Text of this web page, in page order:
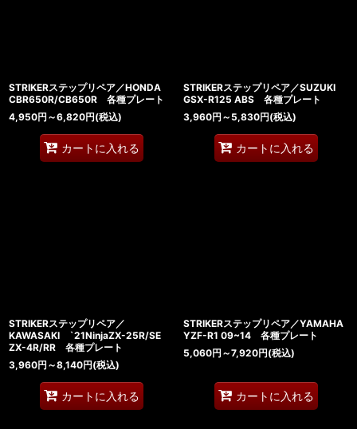
STRIKERステップリペア／HONDA
CBR650R/CB650R 各種プレート
4,950円 ～6,820円(税込)
カートに入れる
STRIKERステップリペア／SUZUKI
GSX-R125 ABS 各種プレート
3,960円 ～5,830円(税込)
カートに入れる
STRIKERステップリペア／
KAWASAKI `21NinjaZX-25R/SE
ZX-4R/RR 各種プレート
3,960円 ～8,140円(税込)
カートに入れる
STRIKERステップリペア／YAMAHA
YZF-R1 09~14 各種プレート
5,060円 ～7,920円(税込)
カートに入れる